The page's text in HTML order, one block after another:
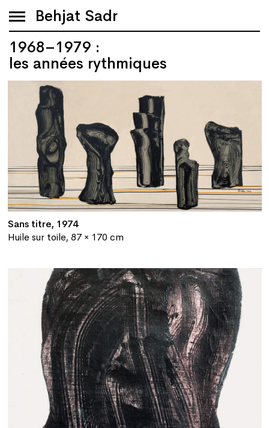
Behjat Sadr
1968–1979 :
les années rythmiques
Sans titre, 1974
Huile sur toile, 87 × 170 cm